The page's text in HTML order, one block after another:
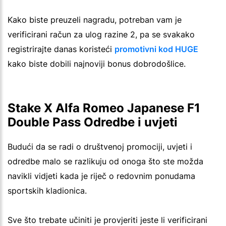
Kako biste preuzeli nagradu, potreban vam je
verificirani račun za ulog razine 2, pa se svakako
registrirajte danas koristeći promotivni kod HUGE
kako biste dobili najnoviji bonus dobrodošlice.
Stake X Alfa Romeo Japanese F1
Double Pass Odredbe i uvjeti
Budući da se radi o društvenoj promociji, uvjeti i
odredbe malo se razlikuju od onoga što ste možda
navikli vidjeti kada je riječ o redovnim ponudama
sportskih kladionica.
Sve što trebate učiniti je provjeriti jeste li verificirani